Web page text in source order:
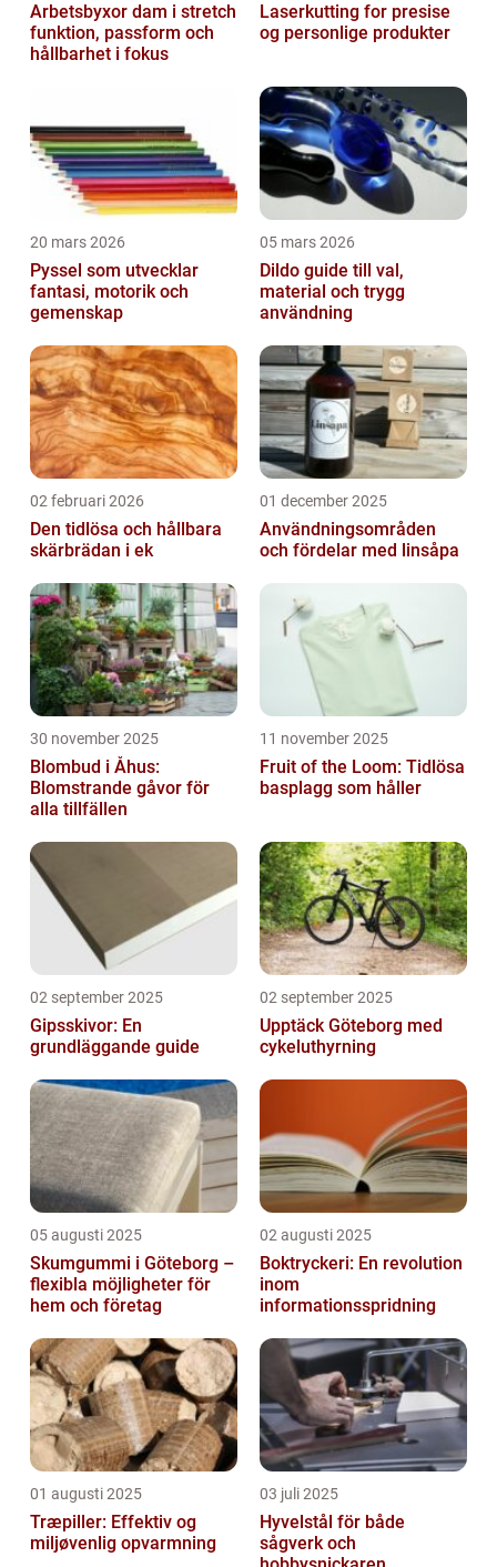
Arbetsbyxor dam i stretch
funktion, passform och
hållbarhet i fokus
Laserkutting for presise
og personlige produkter
20 mars 2026
Pyssel som utvecklar
fantasi, motorik och
gemenskap
05 mars 2026
Dildo guide till val,
material och trygg
användning
02 februari 2026
Den tidlösa och hållbara
skärbrädan i ek
01 december 2025
Användningsområden
och fördelar med linsåpa
30 november 2025
Blombud i Åhus:
Blomstrande gåvor för
alla tillfällen
11 november 2025
Fruit of the Loom: Tidlösa
basplagg som håller
02 september 2025
Gipsskivor: En
grundläggande guide
02 september 2025
Upptäck Göteborg med
cykeluthyrning
05 augusti 2025
Skumgummi i Göteborg –
flexibla möjligheter för
hem och företag
02 augusti 2025
Boktryckeri: En revolution
inom
informationsspridning
01 augusti 2025
Træpiller: Effektiv og
miljøvenlig opvarmning
03 juli 2025
Hyvelstål för både
sågverk och